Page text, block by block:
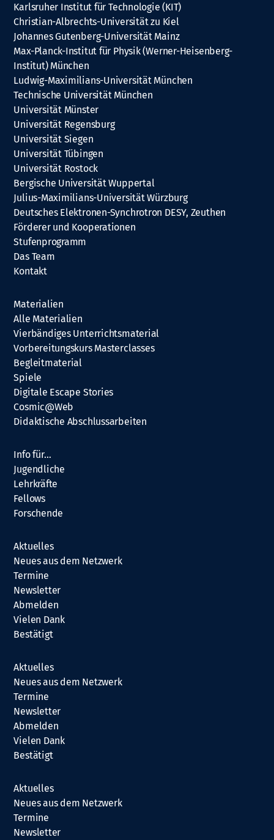
Karlsruher Institut für Technologie (KIT)
Christian-Albrechts-Universität zu Kiel
Johannes Gutenberg-Universität Mainz
Max-Planck-Institut für Physik (Werner-Heisenberg-
Institut) München
Ludwig-Maximilians-Universität München
Technische Universität München
Universität Münster
Universität Regensburg
Universität Siegen
Universität Tübingen
Universität Rostock
Bergische Universität Wuppertal
Julius-Maximilians-Universität Würzburg
Deutsches Elektronen-Synchrotron DESY, Zeuthen
Förderer und Kooperationen
Stufenprogramm
Das Team
Kontakt
Materialien
Alle Materialien
Vierbändiges Unterrichtsmaterial
Vorbereitungskurs Masterclasses
Begleitmaterial
Spiele
Digitale Escape Stories
Cosmic@Web
Didaktische Abschlussarbeiten
Info für…
Jugendliche
Lehrkräfte
Fellows
Forschende
Aktuelles
Neues aus dem Netzwerk
Termine
Newsletter
Abmelden
Vielen Dank
Bestätigt
Aktuelles
Neues aus dem Netzwerk
Termine
Newsletter
Abmelden
Vielen Dank
Bestätigt
Aktuelles
Neues aus dem Netzwerk
Termine
Newsletter